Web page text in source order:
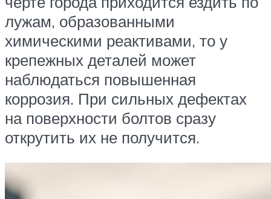
лужам, образованными
химическими реактивами, то у
крепежных деталей может
наблюдаться повышенная
коррозия. При сильных дефектах
на поверхности болтов сразу
открутить их не получится.